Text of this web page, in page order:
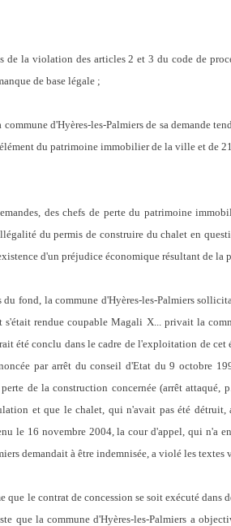
de la violation des articles 2 et 3 du code de
de base légale ;
d'Hyères-les-Palmiers de sa demande
du patrimoine immobilier de la ville et de
des chefs de perte du patrimoine
du permis de construire du chalet en
d'un préjudice économique résultant de la
du fond, la commune d'Hyères-les-Palmiers
rendue coupable Magali X... privait la
été conclu dans le cadre de l'exploitation de cet
par arrêt du conseil d'Etat du 9 octobre
de la construction concernée (arrêt
et que le chalet, qui n'avait pas été
le 16 novembre 2004, la cour d'appel, qui
demandait à être indemnisée, a violé les textes
que le contrat de concession se soit exécuté
que la commune d'Hyères-les-Palmiers a